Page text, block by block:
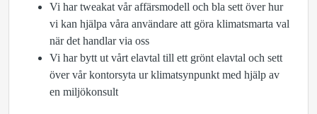
Vi har tweakat vår affärsmodell och bla sett över hur
vi kan hjälpa våra användare att göra klimatsmarta val
när det handlar via oss
Vi har bytt ut vårt elavtal till ett grönt elavtal och sett
över vår kontorsyta ur klimatsynpunkt med hjälp av
en miljökonsult